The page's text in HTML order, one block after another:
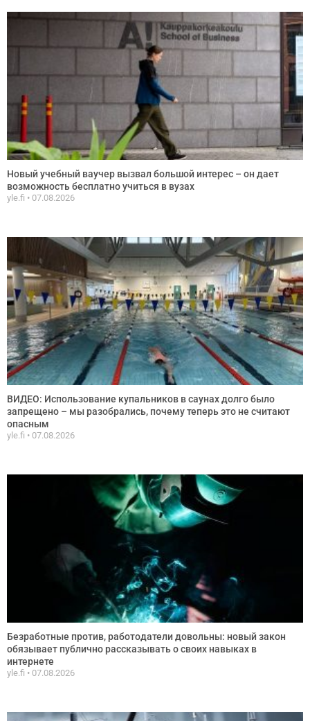
Новый учебный ваучер вызвал большой интерес – он дает
возможность бесплатно учиться в вузах
yle.fi 07.08.2026
ВИДЕО: Использование купальников в саунах долго было
запрещено – мы разобрались, почему теперь это не считают
опасным
yle.fi 07.08.2026
Безработные против, работодатели довольны: новый закон
обязывает публично рассказывать о своих навыках в
интернете
yle.fi 07.08.2026